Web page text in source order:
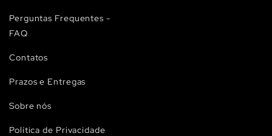
Perguntas Frequentes -
FAQ
Contatos
Prazos e Entregas
Sobre nós
Política de Privacidade